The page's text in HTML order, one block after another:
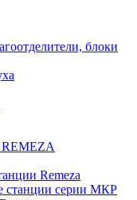
блоки
REMEZA
Remeza
станции серии МКР